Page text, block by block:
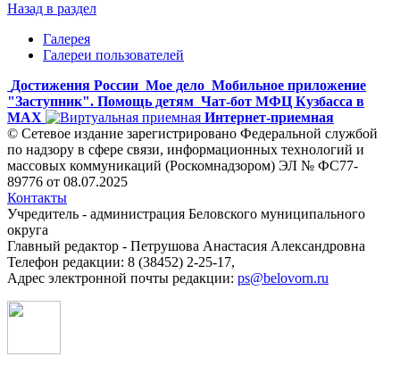
Назад в раздел
Галерея
Галереи пользователей
Достижения России Мое дело Мобильное приложение
"Заступник". Помощь детям Чат-бот МФЦ Кузбасса в
MAX
Интернет-приемная
© Сетевое издание зарегистрировано Федеральной службой
по надзору в сфере связи, информационных технологий и
массовых коммуникаций (Роскомнадзором) ЭЛ № ФС77-
89776 от 08.07.2025
Контакты
Учредитель - администрация Беловского муниципального
округа
Главный редактор - Петрушова Анастасия Александровна
Телефон редакции: 8 (38452) 2-25-17,
Адрес электронной почты редакции: ps@belovorn.ru